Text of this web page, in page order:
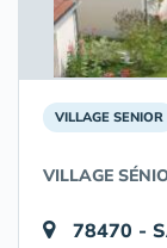
VILLAGE SENIOR
VILLAGE
78470 -